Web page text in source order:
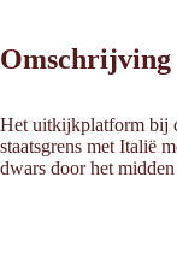
Omschrijving
Het uitkijkplatform bij
staatsgrens met Italië
dwars door het